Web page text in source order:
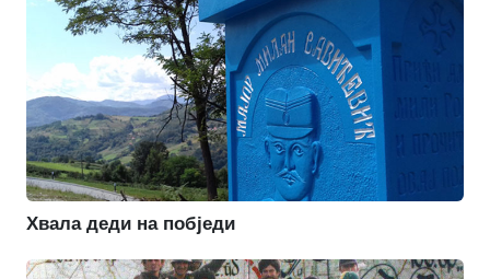
Хвала деди на побједи